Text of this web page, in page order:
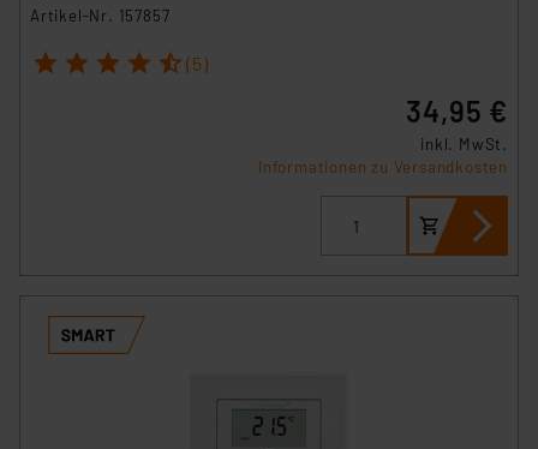
Artikel-Nr. 157857
1 2 3 4 5 (5)
34,95 €
inkl. MwSt.
Informationen zu Versandkosten